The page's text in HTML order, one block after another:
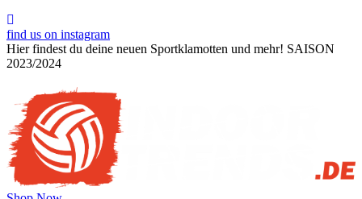
find us on instagram
Hier findest du deine neuen Sportklamotten und mehr! SAISON
2023/2024